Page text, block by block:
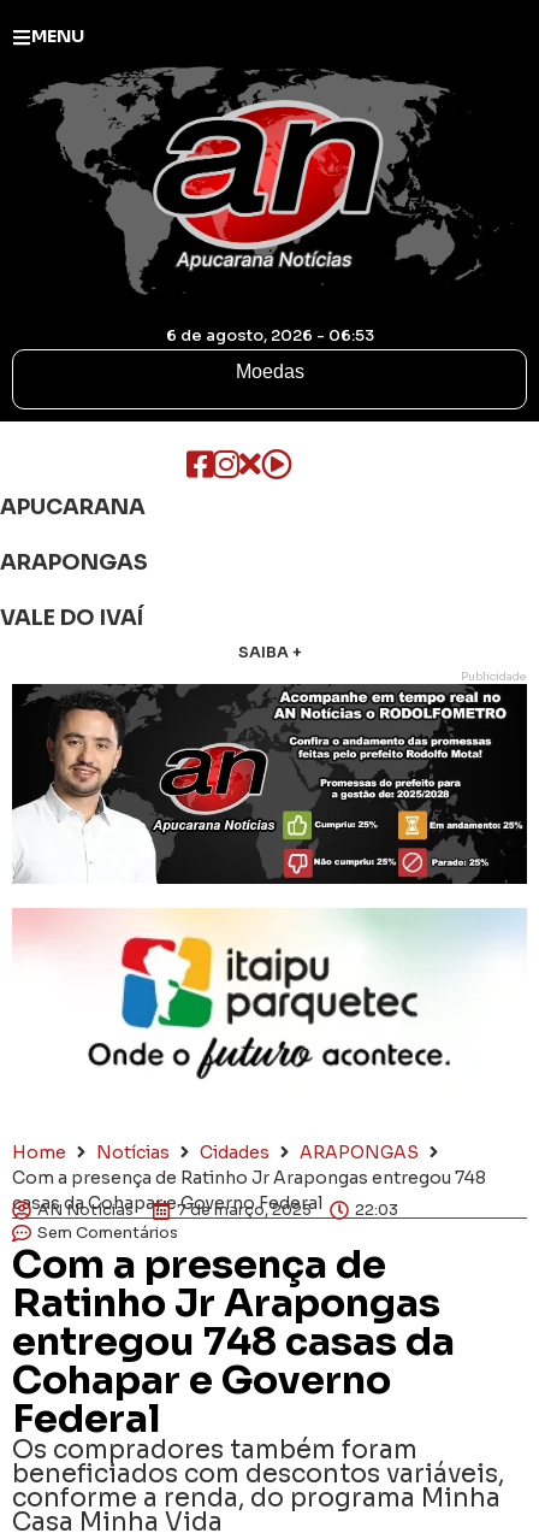
MENU
6 de agosto, 2026 - 06:53
Moedas
APUCARANA
ARAPONGAS
VALE DO IVAÍ
SAIBA +
Publicidade
Home Notícias Cidades
ARAPONGAS
Com a presença de Ratinho Jr Arapongas entregou 748
casas da Cohapar e Governo Federal
AN Notícias 7 de março, 2025
22:03
Sem Comentários
Com a presença de
Ratinho Jr Arapongas
entregou 748 casas da
Cohapar e Governo
Federal
Os compradores também foram
beneficiados com descontos variáveis,
conforme a renda, do programa Minha
Casa Minha Vida